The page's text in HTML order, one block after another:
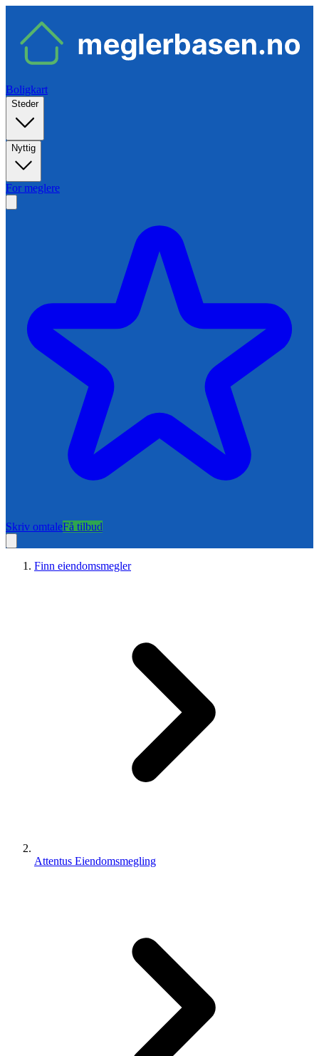
Boligkart
Steder
Nyttig
For meglere
Skriv omtaleFå tilbud
Finn eiendomsmegler
Attentus Eiendomsmegling